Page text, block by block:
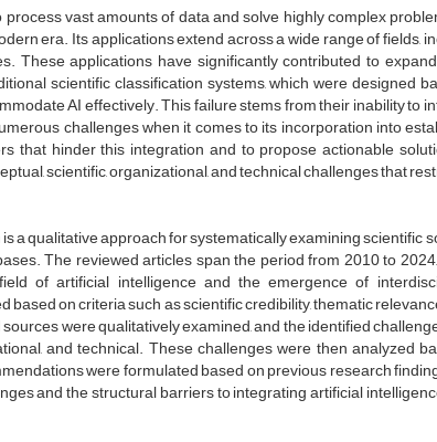
vast amounts of data and solve highly complex
era. Its applications extend across a wide range of fields,
These applications have significantly contributed to
scientific classification systems, which were designed
AI effectively. This failure stems from their inability to
challenges when it comes to its incorporation into
that hinder this integration and to propose actionable
scientific, organizational, and technical challenges that
a qualitative approach for systematically examining scientific
The reviewed articles span the period from 2010 to
of artificial intelligence and the emergence of
on criteria such as scientific credibility, thematic
were qualitatively examined, and the identified
and technical. These challenges were then analyzed
were formulated based on previous research
and the structural barriers to integrating artificial